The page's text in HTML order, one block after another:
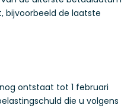
bijvoorbeeld de laatste
ontstaat tot 1 februari
die u volgens